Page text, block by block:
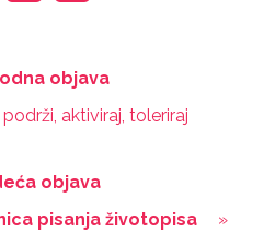
objava
aktiviraj, toleriraj
objava
pisanja životopisa
»